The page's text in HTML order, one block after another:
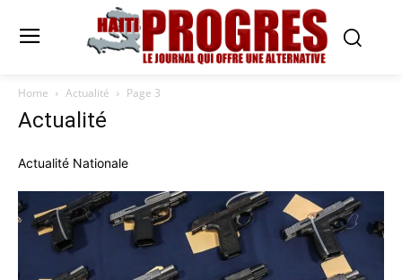
Home Actualité Page 3
Actualité
Actualité Nationale